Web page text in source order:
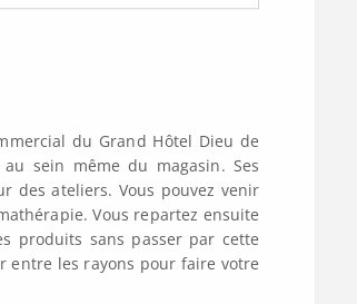
du Grand Hôtel Dieu de
sein même du magasin. Ses
des ateliers. Vous pouvez venir
Vous repartez ensuite
produits sans passer par cette
entre les rayons pour faire votre